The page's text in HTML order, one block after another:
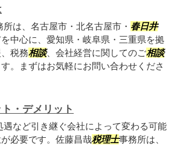
所は、名古屋市・北名古屋市・ 春日井
中心に、愛知県・岐阜県・三重県を拠
税務相談、会社経営に関してのご相談
。まずはお気軽にお問い合わせくださ
・デメリット
遇など引き継ぐ会社によって変わる可能
必要です。佐藤昌哉税理士事務所は、